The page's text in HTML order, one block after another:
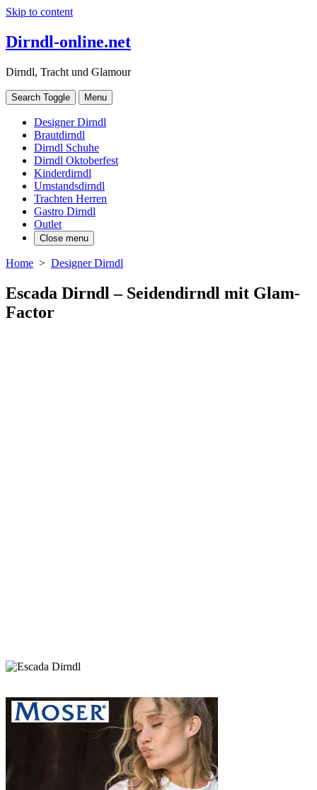
Skip to content
Dirndl-online.net
Dirndl, Tracht und Glamour
Search Toggle Menu
Designer Dirndl
Brautdirndl
Dirndl Schuhe
Dirndl Oktoberfest
Kinderdirndl
Umstandsdirndl
Trachten Herren
Gastro Dirndl
Outlet
Close menu
Home > Designer Dirndl
Escada Dirndl – Seidendirndl mit Glam-
Factor